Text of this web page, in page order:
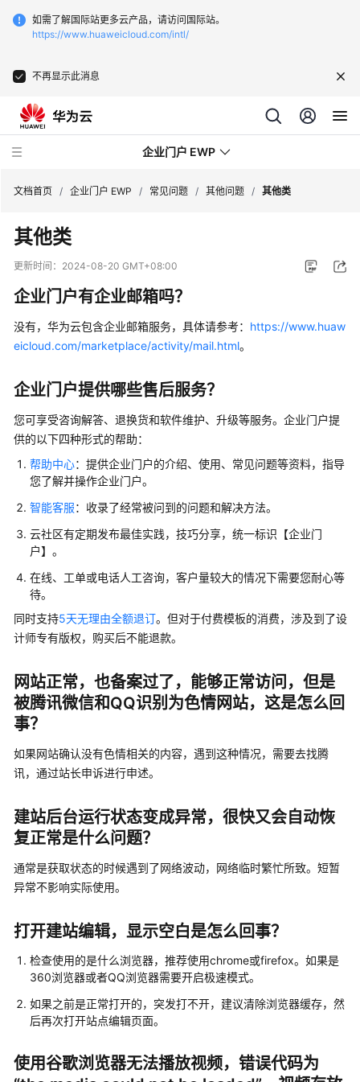
如需了解国际站更多云产品，请访问国际站。
https://www.huaweicloud.com/intl/
不再显示此消息
企业门户 EWP
最
新
态
服
务
告
产
品
介
绍
快
速
入
用
户
指
(多
终
端
自
应
版)
用
户
南
(多
端
独
立
版)
常
见
题
文档首页 / 企业门户 EWP / 常见问题 / 其他问题 / 其他类
其他类
更新时间： 2024-08-20 GMT+08:00
企业门户有企业邮箱吗？
没有，华为云包含企业邮箱服务，具体请参考： https://www.huaw
eicloud.com/marketplace/activity/mail.html。
企业门户提供哪些售后服务？
您可享受咨询解答、退换货和软件维护、升级等服务。企业门户提
供的以下四种形式的帮助：
帮助中心：提供企业门户的介绍、使用、常见问题等资料，指导
您了解并操作企业门户。
智能客服：收录了经常被问到的问题和解决方法。
云社区有定期发布最佳实践，技巧分享，统一标识【企业门
户】。
在线、工单或电话人工咨询，客户量较大的情况下需要您耐心等
待。
同时支持5天无理由全额退订。但对于付费模板的消费，涉及到了设
计师专有版权，购买后不能退款。
网站正常，也备案过了，能够正常访问，但是
被腾讯微信和QQ识别为色情网站，这是怎么回
事？
如果网站确认没有色情相关的内容，遇到这种情况，需要去找腾
讯，通过站长申诉进行申述。
建站后台运行状态变成异常，很快又会自动恢
复正常是什么问题？
通常是获取状态的时候遇到了网络波动，网络临时繁忙所致。短暂
异常不影响实际使用。
打开建站编辑，显示空白是怎么回事？
检查使用的是什么浏览器，推荐使用chrome或firefox。如果是
360浏览器或者QQ浏览器需要开启极速模式。
如果之前是正常打开的，突发打不开，建议清除浏览器缓存，然
后再次打开站点编辑页面。
使用谷歌浏览器无法播放视频，错误代码为